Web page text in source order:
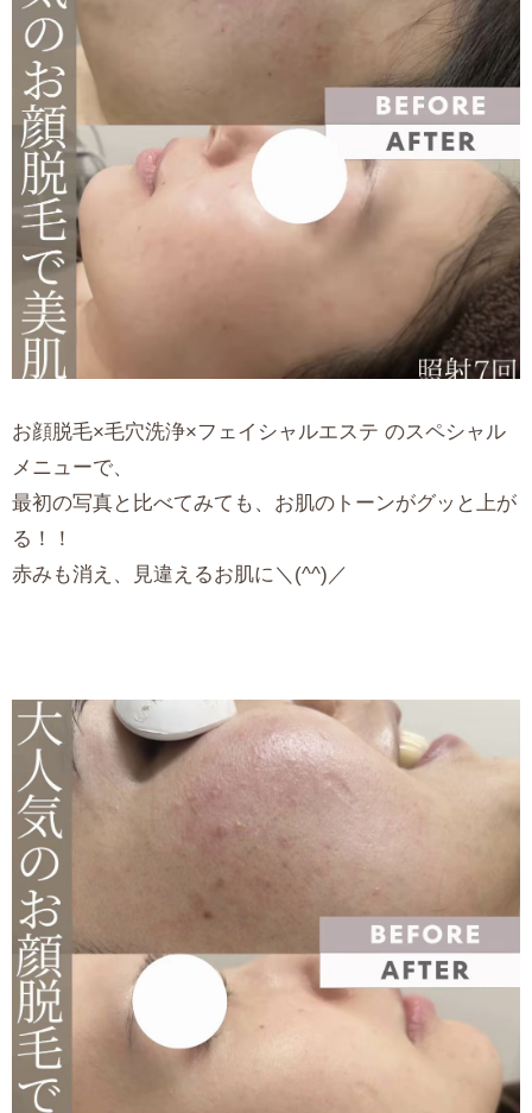
お顔脱毛×毛穴洗浄×フェイシャルエステ のスペシャル
メニューで、
最初の写真と比べてみても、お肌のトーンがグッと上が
る！！
赤みも消え、見違えるお肌に＼(^^)／